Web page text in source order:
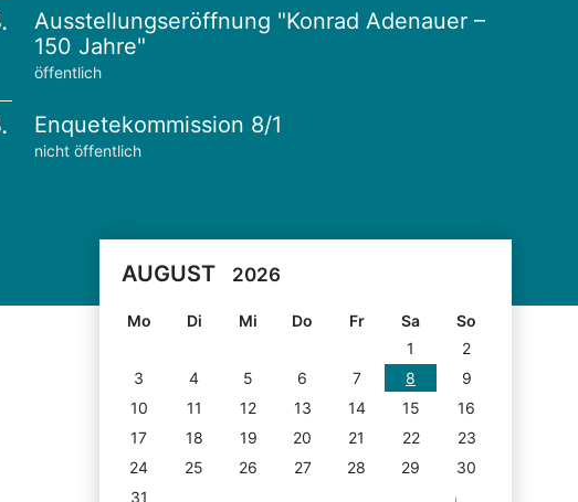
Ausstellungseröffnung "Konrad Adenauer –
150 Jahre"
öffentlich
Enquetekommission 8/1
nicht öffentlich
AUGUST 2026
Mo Di Mi Do Fr Sa
So
1
2
3
4 5 6 7 8
9
10
11 12 13 14 15
16
17
18 19 20 21 22
23
24
25 26 27 28 29
30
31